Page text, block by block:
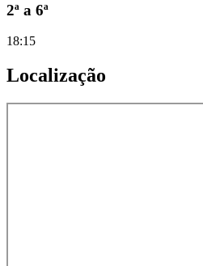
2ª a 6ª
18:15
Localização